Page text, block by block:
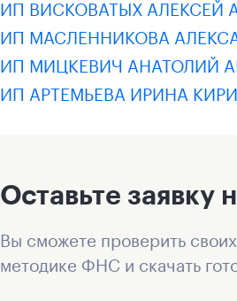
ИП ВИСКОВАТЫХ АЛЕКСЕЙ
ИП МАСЛЕННИКОВА
ИП МИЦКЕВИЧ АНАТОЛИЙ
ИП АРТЕМЬЕВА ИРИНА
Оставьте заявку
Вы сможете проверить
методике ФНС и скачать